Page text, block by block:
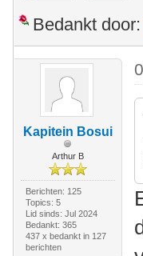
Bedankt door:
Kapitein Bosui
Arthur B
Berichten: 125
Topics: 5
Lid sinds: Jul 2024
Bedankt: 365
437 x bedankt in 127
berichten